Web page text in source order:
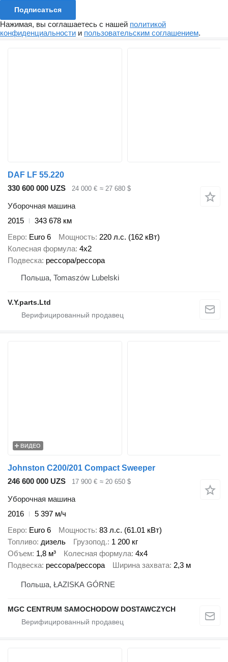
Подписаться
Нажимая, вы соглашаетесь с нашей политикой
конфиденциальности и пользовательским соглашением.
DAF LF 55.220
330 600 000 UZS
24 000 € ≈ 27 680 $
Уборочная машина
2015
343 678 км
Евро Euro 6 Мощность 220 л.с. (162 кВт)
Колесная формула 4x2
Подвеска рессора/рессора
Польша, Tomaszów Lubelski
V.Y.parts.Ltd
ВИДЕО
Johnston C200/201 Compact Sweeper
246 600 000 UZS
17 900 € ≈ 20 650 $
Уборочная машина
2016
5 397 м/ч
Евро Euro 6 Мощность 83 л.с. (61.01 кВт)
Топливо дизель Грузопод. 1 200 кг
Объем 1,8 м³ Колесная формула 4x4
Подвеска рессора/рессора Ширина захвата 2,3 м
Польша, ŁAZISKA GÓRNE
MGC CENTRUM SAMOCHODOW DOSTAWCZYCH